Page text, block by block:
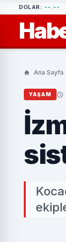
DOLAR: --.--
Ana Sayfa
YAŞAM